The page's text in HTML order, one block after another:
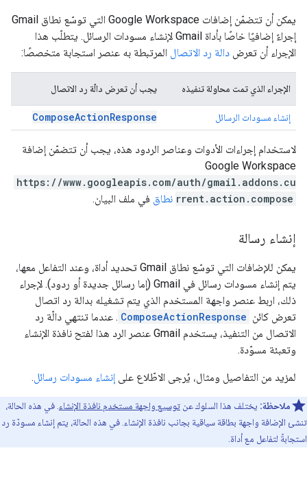
يمكن أن تتضمّن إضافات Google Workspace التي توسّع نطاق Gmail
إجراءً إضافيًا خاصًا بأداة Gmail لإنشاء مسودات الرسائل. يتطلّب هذا
الإجراء أن تعرض دالة رد الاتصال المرتبطة به عنصر استجابة متخصصًا:
الإجراء الذي تمت محاولة تنفيذه يجب أن تعرض دالّة رد الاتصال
إنشاء مسودات الرسائل ComposeActionResponse
لاستخدام إجراءات الأدوات وعناصر الردود هذه، يجب أن تتضمّن إضافة
Google Workspace
https://www.googleapis.com/auth/gmail.addons.cu
rrent.action.compose نطاق في ملف البيان.
إنشاء رسالة
يمكن للإضافات التي توسّع نطاق Gmail تحديد أداة، وعند التفاعل معها،
يتم إنشاء مسودات رسائل في Gmail (إما رسائل جديدة أو ردود). لإجراء
ذلك، اربط عنصر واجهة المستخدم الذي يتم تشغيله بدالة رد اتصال
تعرض كائن ComposeActionResponse . عندما تنتهي دالّة رد
الاتصال من التنفيذ، يستخدم Gmail عنصر الرد هذا لفتح نافذة الإنشاء
وتعبئة مسوّدة.
لمزيد من التفاصيل ومثال، يُرجى الاطّلاع على إنشاء مسودات رسائل.
ملاحظة: يختلف هذا السلوك عن توسيع واجهة مستخدم نافذة الإنشاء . في هذه الحالة،
تنشئ الإضافة واجهة بطاقة سياقية بجانب نافذة الإنشاء. في هذه الحالة، يتم إنشاء مسودّة رد
استجابةً لتفاعل مع أداة.